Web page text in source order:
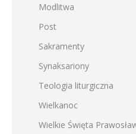
Modlitwa
Post
Sakramenty
Synaksariony
Teologia liturgiczna
Wielkanoc
Wielkie Święta